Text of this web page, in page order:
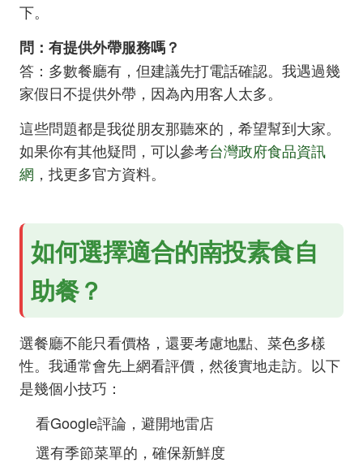
下。
問：有提供外帶服務嗎？
答：多數餐廳有，但建議先打電話確認。我遇過幾
家假日不提供外帶，因為內用客人太多。
這些問題都是我從朋友那聽來的，希望幫到大家。
如果你有其他疑問，可以參考台灣政府食品資訊
網 ，找更多官方資料。
如何選擇適合的南投素食自
助餐？
選餐廳不能只看價格，還要考慮地點、菜色多樣
性。我通常會先上網看評價，然後實地走訪。以下
是幾個小技巧：
看Google評論，避開地雷店
選有季節菜單的，確保新鮮度